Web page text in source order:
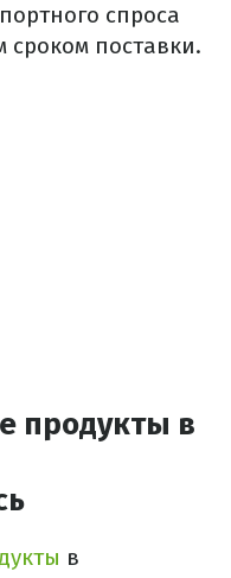
спроса
сроком поставки.
продукты в
в